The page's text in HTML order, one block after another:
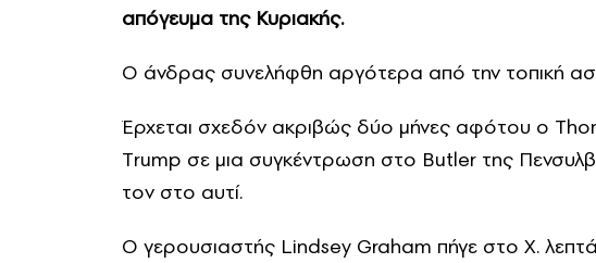
απόγευμα της Κυριακής.
Ο άνδρας συνελήφθη αργότερα από την τοπική
Έρχεται σχεδόν ακριβώς δύο μήνες αφότου ο
Τrump σε μια συγκέντρωση στο Butler της
τον στο αυτί.
Ο γερουσιαστής Lindsey Graham πήγε στο X.